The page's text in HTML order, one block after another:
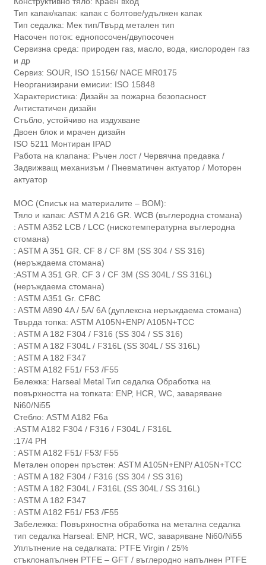
Тип капак/капак: капак с болтове/удължен капак
Тип седалка: Мек тип/Твърд метален тип
Насочен поток: еднопосочен/двупосочен
Сервизна среда: природен газ, масло, вода, кислороден газ
и др
Сервиз: SOUR, ISO 15156/ NACE MR0175
Неорганизирани емисии: ISO 15848
Характеристика: Дизайн за пожарна безопасност
Антистатичен дизайн
Стъбло, устойчиво на издухване
Двоен блок и мрачен дизайн
ISO 5211 Монтиран IPAD
Работа на клапана: Ръчен лост / Червячна предавка /
Задвижващ механизъм / Пневматичен актуатор / Моторен
актуатор
MOC (Списък на материалите – BOM):
Тяло и капак: ASTM A 216 GR. WCB (въглеродна стомана)
: ASTM A352 LCB / LCC (нискотемпературна въглеродна
стомана)
: ASTM A 351 GR. CF 8 / CF 8M (SS 304 / SS 316)
(неръждаема стомана)
:ASTM A 351 GR. CF 3 / CF 3M (SS 304L / SS 316L)
(неръждаема стомана)
: ASTM A351 Gr. CF8C
: ASTM A890 4A / 5A/ 6A (дуплексна неръждаема стомана)
Твърда топка: ASTM A105N+ENP/ A105N+TCC
: ASTM A 182 F304 / F316 (SS 304 / SS 316)
: ASTM A 182 F304L / F316L (SS 304L / SS 316L)
: ASTM A 182 F347
: ASTM A182 F51/ F53 /F55
Бележка: Harseal Metal Тип седалка Обработка на
повърхността на топката: ENP, HCR, WC, заваряване
Ni60/Ni55
Стебло: ASTM A182 F6a
:ASTM A182 F304 / F316 / F304L / F316L
:17/4 PH
: ASTM A182 F51/ F53/ F55
Метален опорен пръстен: ASTM A105N+ENP/ A105N+TCC
: ASTM A 182 F304 / F316 (SS 304 / SS 316)
: ASTM A 182 F304L / F316L (SS 304L / SS 316L)
: ASTM A 182 F347
: ASTM A182 F51/ F53 /F55
Забележка: Повърхностна обработка на метална седалка
тип седалка Harseal: ENP, HCR, WC, заваряване Ni60/Ni55
Уплътнение на седалката: PTFE Virgin / 25%
стъклонапълнен PTFE – GFT / въглеродно напълнен PTFE